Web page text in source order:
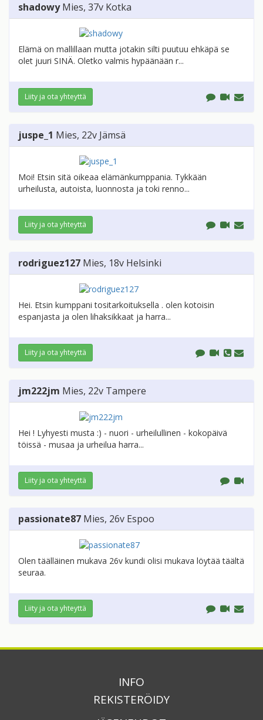
shadowy Mies, 37v Kotka
Elämä on mallillaan mutta jotakin silti puutuu ehkäpä se
olet juuri SINÄ. Oletko valmis hypäänään r...
Liity ja ota yhteyttä
juspe_1 Mies, 22v Jämsä
Moi! Etsin sitä oikeaa elämänkumppania. Tykkään
urheilusta, autoista, luonnosta ja toki renno...
Liity ja ota yhteyttä
rodriguez127 Mies, 18v Helsinki
Hei. Etsin kumppani tositarkoituksella . olen kotoisin
espanjasta ja olen lihaksikkaat ja harra...
Liity ja ota yhteyttä
jm222jm Mies, 22v Tampere
Hei ! Lyhyesti musta :) - nuori - urheilullinen - kokopäivä
töissä - musaa ja urheilua harra...
Liity ja ota yhteyttä
passionate87 Mies, 26v Espoo
Olen täälläinen mukava 26v kundi olisi mukava löytää täältä
seuraa.
Liity ja ota yhteyttä
INFO
REKISTERÖIDY